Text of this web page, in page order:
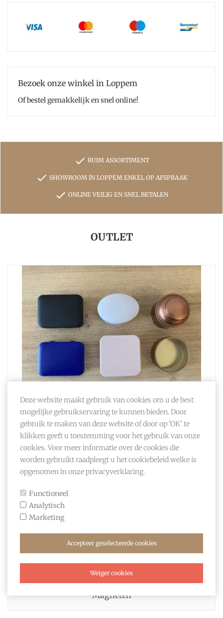
Bezoek onze winkel in Loppem
Of bestel gemakkelijk en snel online!
check RUIM ASSORTIMENT
check SHOWROOM IN LOPPEM ENKEL OP AFSPRAAK
check ONLINE VEILIG EN SNEL BETALEN
OUTLET
blik
magneten
Deze website maakt gebruik van cookies om u de best
mogelijke gebruikservaring te kunnen bieden. Door
gebruik te maken van deze website of door op 'OK' te
klikken geeft u toestemming voor het gebruik van onze
cookies. Voor meer informatie over de cookies die
worden gebruikt raadpleegt u het cookiebeleid welke is
opgenomen in onze privacyverklaring.
Functioneel
Analytisch
Marketing
Accepteer geselecteerde cookies
Weiger cookies